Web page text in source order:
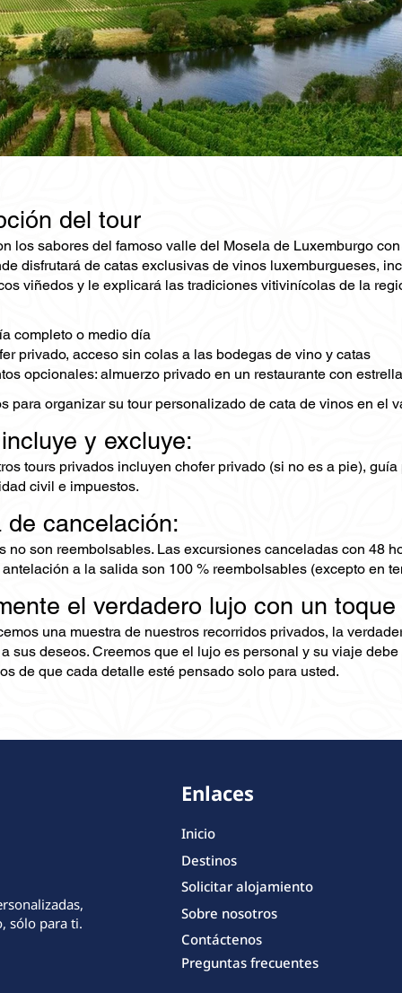
del tour
los sabores del famoso valle del Mosela de Luxemburgo
disfrutará de catas exclusivas de vinos luxemburgueses,
viñedos y le explicará las tradiciones vitivinícolas de la
completo o medio día
privado, acceso sin colas a las bodegas de vino y catas
opcionales: almuerzo privado en un restaurante con
para organizar su tour personalizado de cata de vinos en el
y excluye:
tours privados incluyen chofer privado (si no es a pie),
civil e impuestos.
de cancelación:
no son reembolsables. Las excursiones canceladas con 48
a la salida son 100 % reembolsables (excepto en
el verdadero lujo con un
una muestra de nuestros recorridos privados, la
sus deseos. Creemos que el lujo es personal y su viaje
de que cada detalle esté pensado solo para usted.
sólo para ti.
Enlaces
Inicio
Destinos
Solicitar alojamiento
Sobre nosotros
Contáctenos
Preguntas frecuentes